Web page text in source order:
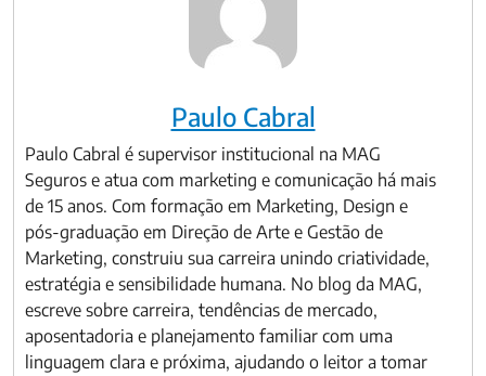
Paulo Cabral
Paulo Cabral é supervisor institucional na MAG
Seguros e atua com marketing e comunicação há mais
de 15 anos. Com formação em Marketing, Design e
pós-graduação em Direção de Arte e Gestão de
Marketing, construiu sua carreira unindo criatividade,
estratégia e sensibilidade humana. No blog da MAG,
escreve sobre carreira, tendências de mercado,
aposentadoria e planejamento familiar com uma
linguagem clara e próxima, ajudando o leitor a tomar